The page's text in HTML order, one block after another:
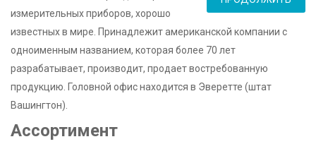
измерительных приборов, хорошо
известных в мире. Принадлежит американской компании с
одноименным названием, которая более 70 лет
разрабатывает, производит, продает востребованную
продукцию. Головной офис находится в Эверетте (штат
Вашингтон).
Ассортимент